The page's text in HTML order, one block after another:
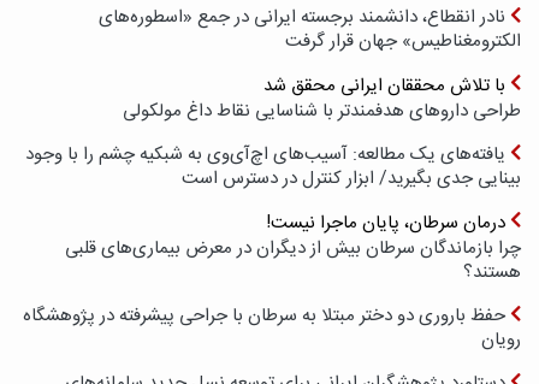
نادر انقطاع، دانشمند برجسته ایرانی در جمع «اسطوره‌های
الکترومغناطیس» جهان قرار گرفت
با تلاش محققان ایرانی محقق شد
طراحی داروهای هدفمندتر با شناسایی نقاط داغ مولکولی
یافته‌های یک مطالعه: آسیب‌های اچ‌آی‌وی به شبکیه چشم را با وجود
بینایی جدی بگیرید/ ابزار کنترل در دسترس است
درمان سرطان، پایان ماجرا نیست!
چرا بازماندگان سرطان بیش از دیگران در معرض بیماری‌های قلبی
هستند؟
حفظ باروری دو دختر مبتلا به سرطان با جراحی پیشرفته در پژوهشگاه
رویان